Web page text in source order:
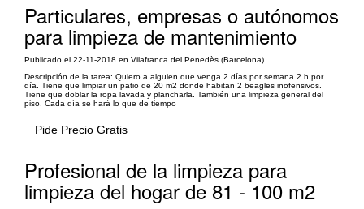
Particulares, empresas o autónomos
para limpieza de mantenimiento
Publicado el 22-11-2018 en Vilafranca del Penedès (Barcelona)
Descripción de la tarea: Quiero a alguien que venga 2 días por semana 2 h por
día. Tiene que limpiar un patio de 20 m2 donde habitan 2 beagles inofensivos.
Tiene que doblar la ropa lavada y plancharla. También una limpieza general del
piso. Cada día se hará lo que de tiempo
Pide Precio Gratis
Profesional de la limpieza para
limpieza del hogar de 81 - 100 m2